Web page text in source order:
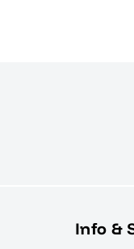
Info &